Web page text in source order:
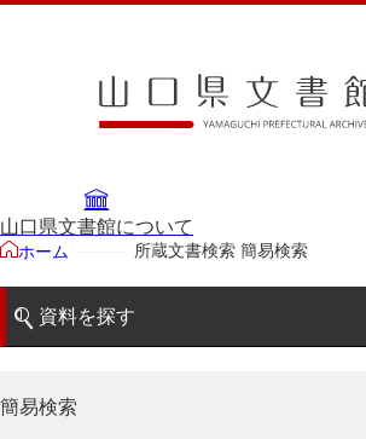
山口県文書館について
ホーム 所蔵文書検索 簡易検索
資料を探す
簡易検索